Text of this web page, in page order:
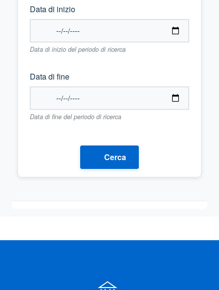
Data di inizio
Data di inizio del periodo di ricerca
Data di fine
Data di fine del periodo di ricerca
Cerca